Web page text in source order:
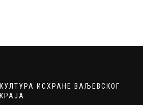
КУЛТУРА ИСХРАНЕ ВАЉЕВСКОГ
КРАЈА